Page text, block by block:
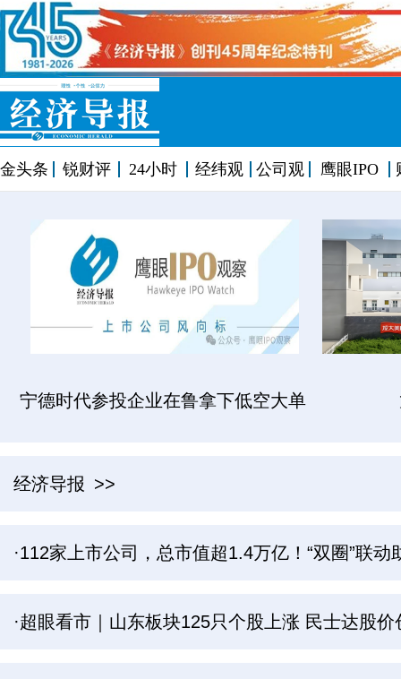
金头条 锐财评 24小时 经纬观 公司观 鹰眼IPO
宁德时代参投企业在鲁拿下低空大单
经济导报 >>
·112家上市公司，总市值超1.4万亿！“双圈”联
·超眼看市｜山东板块125只个股上涨 民士达股